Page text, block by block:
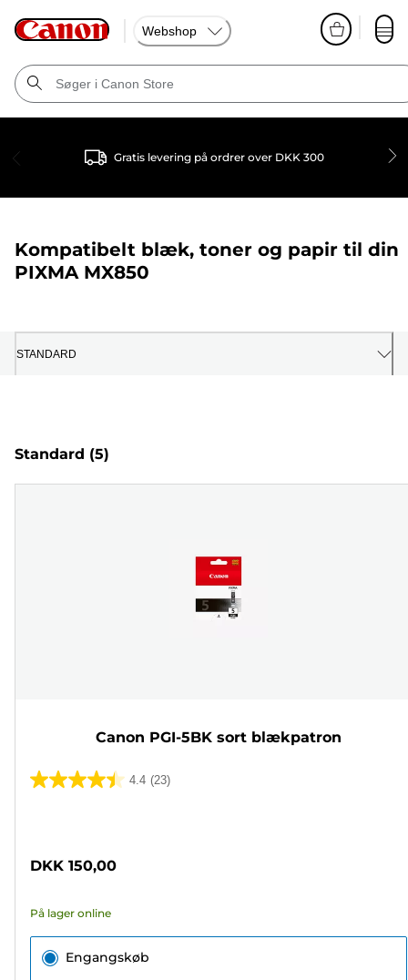
Webshop
Gratis levering på ordrer over DKK 300
Kompatibelt blæk, toner og papir til din
PIXMA MX850
STANDARD
Standard (5)
Canon PGI-5BK sort blækpatron
4.4 (23)
4.4
stjerner.
anmeldelser
DKK 150,00
På lager online
Engangskøb